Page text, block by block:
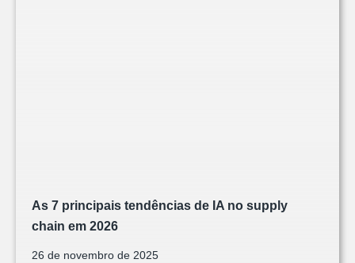
As 7 principais tendências de IA no supply
chain em 2026
26 de novembro de 2025